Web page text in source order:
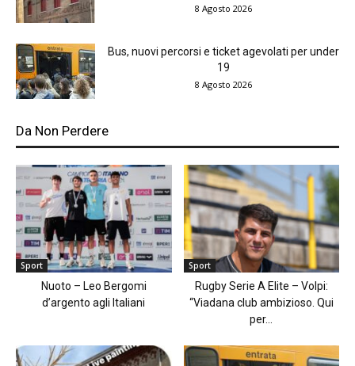
8 Agosto 2026
Bus, nuovi percorsi e ticket agevolati per under
19
8 Agosto 2026
Da Non Perdere
Sport
Nuoto – Leo Bergomi
d’argento agli Italiani
Sport
Rugby Serie A Elite – Volpi:
“Viadana club ambizioso. Qui
per...